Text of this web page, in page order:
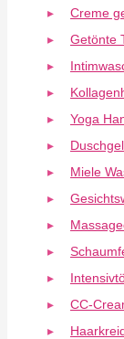
Creme
Getönte
Yoga
Duschgel
Miele
CC-